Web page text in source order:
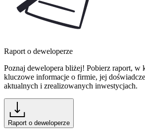
Raport o deweloperze
Poznaj dewelopera bliżej! Pobierz raport, w
kluczowe informacje o firmie, jej
aktualnych i zrealizowanych inwestycjach.
Raport o deweloperze